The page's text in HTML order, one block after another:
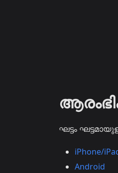
ഘട്ടം
iPhone/
Android